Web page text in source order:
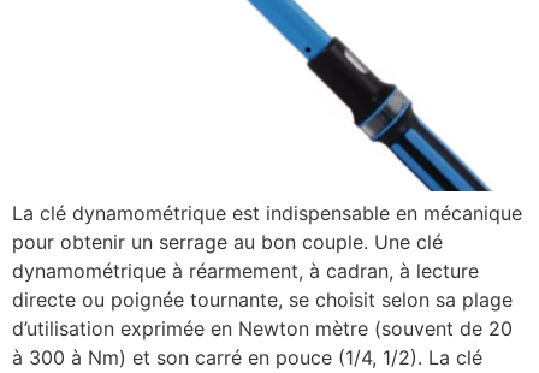
La clé dynamométrique est indispensable en mécanique
pour obtenir un serrage au bon couple. Une clé
dynamométrique à réarmement, à cadran, à lecture
directe ou poignée tournante, se choisit selon sa plage
d’utilisation exprimée en Newton mètre (souvent de 20
à 300 à Nm) et son carré en pouce (1/4, 1/2). La clé